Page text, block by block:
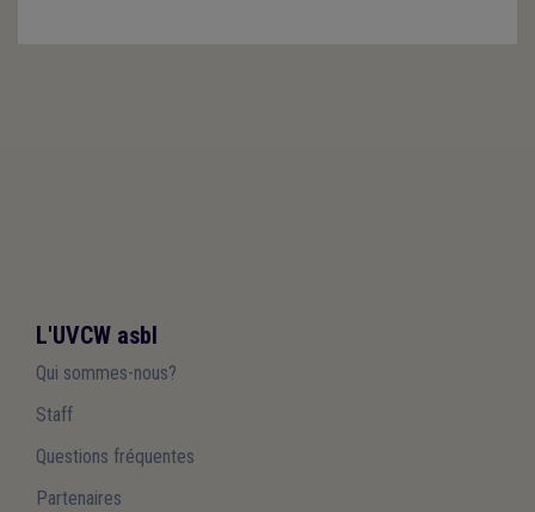
L'UVCW asbl
Qui sommes-nous?
Staff
Questions fréquentes
Partenaires